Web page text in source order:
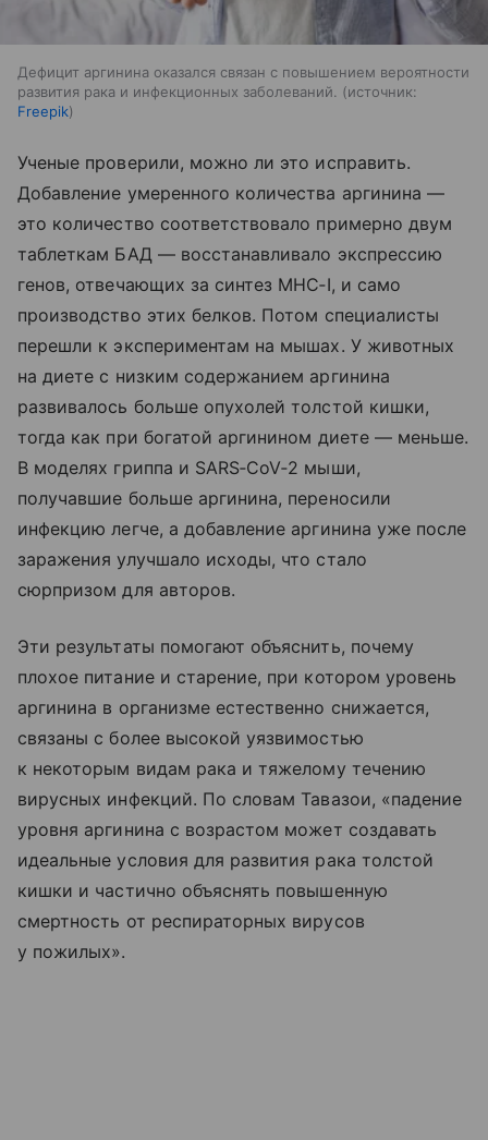
Дефицит аргинина оказался связан с повышением вероятности
развития рака и инфекционных заболеваний.
источник:
Freepik
Ученые проверили, можно ли это исправить.
Добавление умеренного количества аргинина —
это количество соответствовало примерно двум
таблеткам БАД — восстанавливало экспрессию
генов, отвечающих за синтез MHC‑I, и само
производство этих белков. Потом специалисты
перешли к экспериментам на мышах. У животных
на диете с низким содержанием аргинина
развивалось больше опухолей толстой кишки,
тогда как при богатой аргинином диете — меньше.
В моделях гриппа и SARS‑CoV‑2 мыши,
получавшие больше аргинина, переносили
инфекцию легче, а добавление аргинина уже после
заражения улучшало исходы, что стало
сюрпризом для авторов.
Эти результаты помогают объяснить, почему
плохое питание и старение, при котором уровень
аргинина в организме естественно снижается,
связаны с более высокой уязвимостью
к некоторым видам рака и тяжелому течению
вирусных инфекций. По словам Тавазои, «падение
уровня аргинина с возрастом может создавать
идеальные условия для развития рака толстой
кишки и частично объяснять повышенную
смертность от респираторных вирусов
у пожилых».